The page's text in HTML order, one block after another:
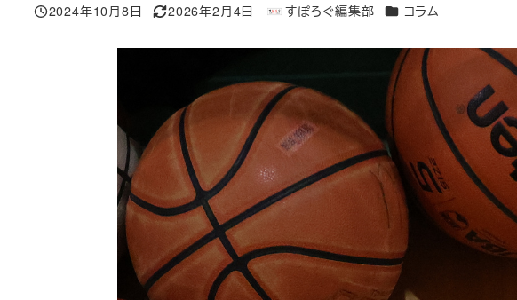
投稿日
2024年10月8日
更新日
2026年2月4日
著
すぽろぐ編集部 カテゴリー
コラム